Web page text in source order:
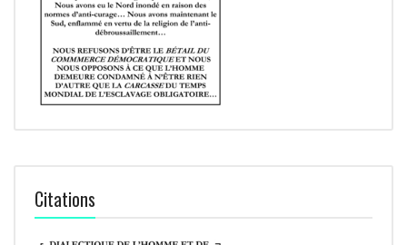
Citations